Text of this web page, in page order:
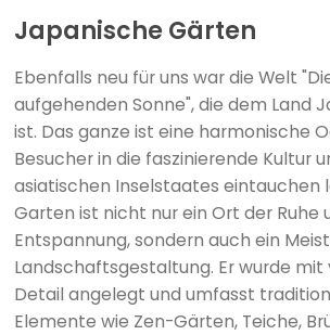
Japanische Gärten
Ebenfalls neu für uns war die Welt
aufgehenden Sonne", die dem Land
ist. Das ganze ist eine harmonische
Besucher in die faszinierende Kultur
asiatischen Inselstaates eintauchen
Garten ist nicht nur ein Ort der Ruhe
Entspannung, sondern auch ein
Landschaftsgestaltung. Er wurde mit
Detail angelegt und umfasst
Elemente wie Zen-Gärten, Teiche,